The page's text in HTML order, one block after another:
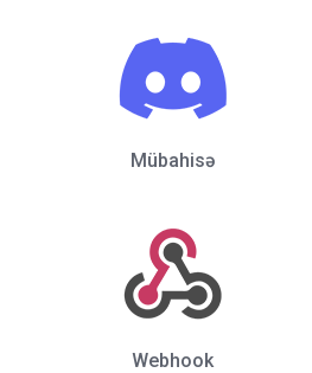
Mübahisə
Webhook